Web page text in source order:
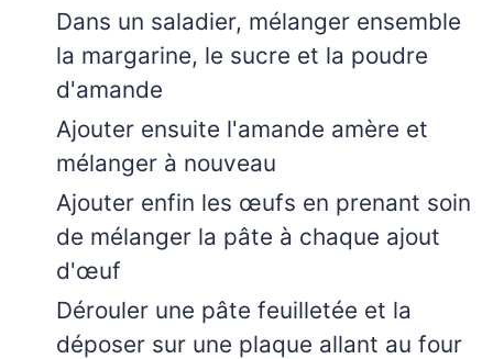
Dans un saladier, mélanger ensemble
la margarine, le sucre et la poudre
d'amande
Ajouter ensuite l'amande amère et
mélanger à nouveau
Ajouter enfin les œufs en prenant soin
de mélanger la pâte à chaque ajout
d'œuf
Dérouler une pâte feuilletée et la
déposer sur une plaque allant au four